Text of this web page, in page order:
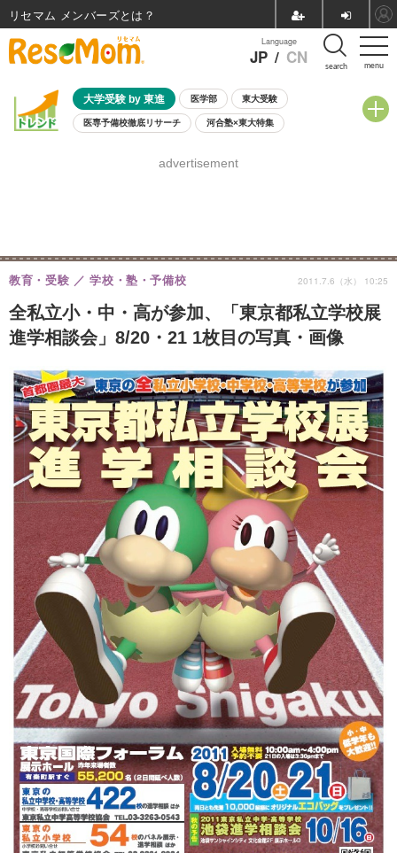
menu
Language
JP / CN search
大学受験 by 東進 医学部 東大受験
医専予備校徹底リサーチ 河合塾×東大特集
8月開催学校説明会・相談会
advertisement
全私立小・中・高が参加、「東京都私立学校展
進学相談会」8/20・21 1枚目の写真・画像
教育・受験 学校・塾・予備校 2011.7.6（水） 10:25
リセマム メンバーズ